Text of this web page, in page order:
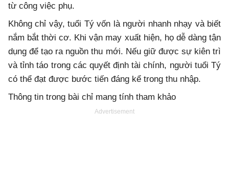
từ công việc phụ.
Không chỉ vậy, tuổi Tý vốn là người nhanh nhạy và biết
nắm bắt thời cơ. Khi vận may xuất hiện, họ dễ dàng tận
dụng để tạo ra nguồn thu mới. Nếu giữ được sự kiên trì
và tỉnh táo trong các quyết định tài chính, người tuổi Tý
có thể đạt được bước tiến đáng kể trong thu nhập.
Thông tin trong bài chỉ mang tính tham khảo
Advertisement